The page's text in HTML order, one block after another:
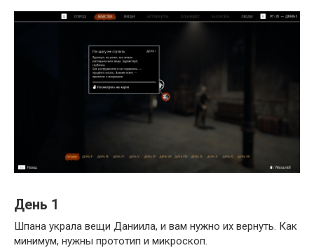
День 1
Шпана украла вещи Даниила, и вам нужно их вернуть. Как
минимум, нужны прототип и микроскоп.